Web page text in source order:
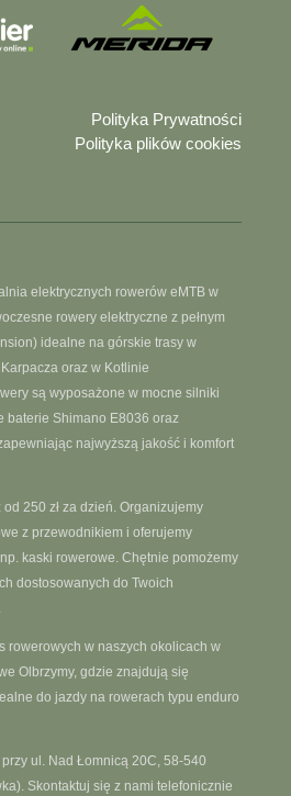
Polityka Prywatności
Polityka plików cookies
elektrycznych rowerów eMTB w
rowery elektryczne z pełnym
idealne na górskie trasy w
oraz w Kotlinie
są wyposażone w mocne silniki
baterie Shimano E8036 oraz
najwyższą jakość i komfort
250 zł za dzień. Organizujemy
z przewodnikiem i oferujemy
kaski rowerowe. Chętnie pomożemy
dostosowanych do Twoich
rowerowych w naszych okolicach w
Olbrzymy, gdzie znajdują się
do jazdy na rowerach typu enduro
ul. Nad Łomnicą 20C, 58-540
Skontaktuj się z nami telefonicznie